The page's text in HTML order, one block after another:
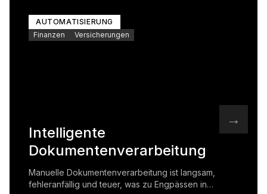
AUTOMATISIERUNG
Finanzen
Versicherungen
Intelligente
Dokumentenverarbeitung
Manuelle Dokumentenverarbeitung ist langsam,
fehleranfällig und teuer, was zu Engpässen in
→